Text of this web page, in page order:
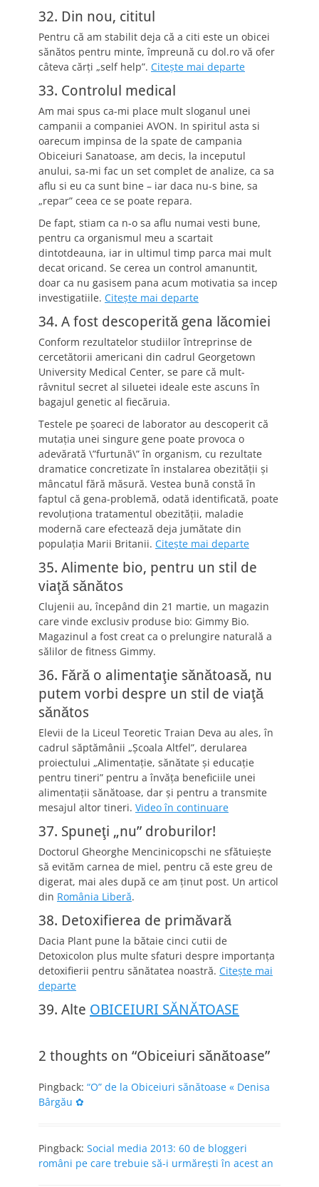
32. Din nou, cititul
Pentru că am stabilit deja că a citi este un obicei
sănătos pentru minte, împreună cu dol.ro vă ofer
câteva cărţi „self help”. Citeşte mai departe
33. Controlul medical
Am mai spus ca-mi place mult sloganul unei
campanii a companiei AVON. In spiritul asta si
oarecum impinsa de la spate de campania
Obiceiuri Sanatoase, am decis, la inceputul
anului, sa-mi fac un set complet de analize, ca sa
aflu si eu ca sunt bine – iar daca nu-s bine, sa
„repar” ceea ce se poate repara.
De fapt, stiam ca n-o sa aflu numai vesti bune,
pentru ca organismul meu a scartait
dintotdeauna, iar in ultimul timp parca mai mult
decat oricand. Se cerea un control amanuntit,
doar ca nu gasisem pana acum motivatia sa incep
investigatiile. Citeşte mai departe
34. A fost descoperită gena lăcomiei
Conform rezultatelor studiilor întreprinse de
cercetătorii americani din cadrul Georgetown
University Medical Center, se pare că mult-
râvnitul secret al siluetei ideale este ascuns în
bagajul genetic al fiecăruia.
Testele pe şoareci de laborator au descoperit că
mutaţia unei singure gene poate provoca o
adevărată \”furtună\” în organism, cu rezultate
dramatice concretizate în instalarea obezităţii şi
mâncatul fără măsură. Vestea bună constă în
faptul că gena-problemă, odată identificată, poate
revoluţiona tratamentul obezităţii, maladie
modernă care efectează deja jumătate din
populaţia Marii Britanii. Citeşte mai departe
35. Alimente bio, pentru un stil de
viaţă sănătos
Clujenii au, începând din 21 martie, un magazin
care vinde exclusiv produse bio: Gimmy Bio.
Magazinul a fost creat ca o prelungire naturală a
sălilor de fitness Gimmy.
36. Fără o alimentaţie sănătoasă, nu
putem vorbi despre un stil de viaţă
sănătos
Elevii de la Liceul Teoretic Traian Deva au ales, în
cadrul săptămânii „Şcoala Altfel”, derularea
proiectului „Alimentaţie, sănătate şi educaţie
pentru tineri” pentru a învăţa beneficiile unei
alimentaţii sănătoase, dar şi pentru a transmite
mesajul altor tineri. Video în continuare
37. Spuneţi „nu” droburilor!
Doctorul Gheorghe Mencinicopschi ne sfătuieşte
să evităm carnea de miel, pentru că este greu de
digerat, mai ales după ce am ţinut post. Un articol
din România Liberă.
38. Detoxifierea de primăvară
Dacia Plant pune la bătaie cinci cutii de
Detoxicolon plus multe sfaturi despre importanţa
detoxifierii pentru sănătatea noastră. Citeşte mai
departe
39. Alte OBICEIURI SĂNĂTOASE
2 thoughts on “Obiceiuri sănătoase”
Pingback: “O” de la Obiceiuri sănătoase « Denisa
Bârgău ✿
Pingback: Social media 2013: 60 de bloggeri
români pe care trebuie să-i urmăreşti în acest an